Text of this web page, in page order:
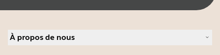
À propos de nous